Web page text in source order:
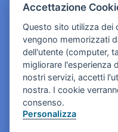
Cookies e
Accettazione
Questo sito utilizza dei
vengono memorizzati
dell'utente (computer,
migliorare l'esperienza
nostri servizi, accetti
nostra. I cookie
consenso.
Personalizza